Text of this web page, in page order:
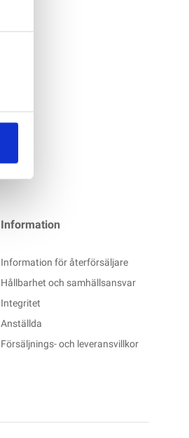
Information
Information för återförsäljare
Hållbarhet och samhällsansvar
Integritet
Anställda
Försäljnings- och leveransvillkor